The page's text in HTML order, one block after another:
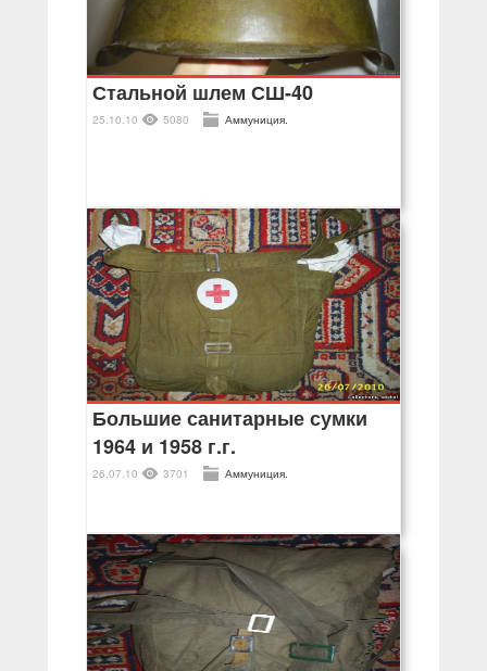
Стальной шлем СШ-40
25.10.10 5080 Аммуниция.
Большие санитарные сумки
1964 и 1958 г.г.
26.07.10 3701 Аммуниция.